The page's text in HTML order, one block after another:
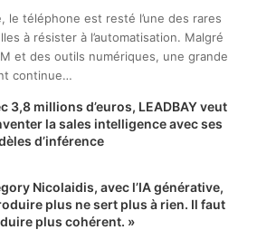
le téléphone est resté l’une des rares
à résister à l’automatisation. Malgré
et des outils numériques, une grande
continue…
3,8 millions d’euros, LEADBAY veut
la sales intelligence avec ses
d’inférence
Nicolaidis, avec l’IA générative,
plus ne sert plus à rien. Il faut
plus cohérent. »